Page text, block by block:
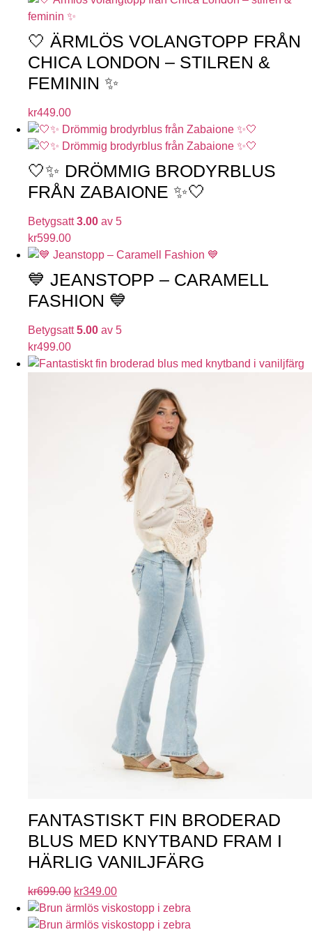
🤍 ÄRMLÖS VOLANGTOPP FRÅN
CHICA LONDON – STILREN &
FEMININ ✨
kr449.00
🤍✨ DRÖMMIG BRODYRBLUS
FRÅN ZABAIONE ✨🤍
Betygsatt3.00 av 5
kr599.00
💙 JEANSTOPP – CARAMELL
FASHION 💙
Betygsatt5.00 av 5
kr499.00
FANTASTISKT FIN BRODERAD
BLUS MED KNYTBAND FRAM I
HÄRLIG VANILJFÄRG
kr699.00 kr349.00